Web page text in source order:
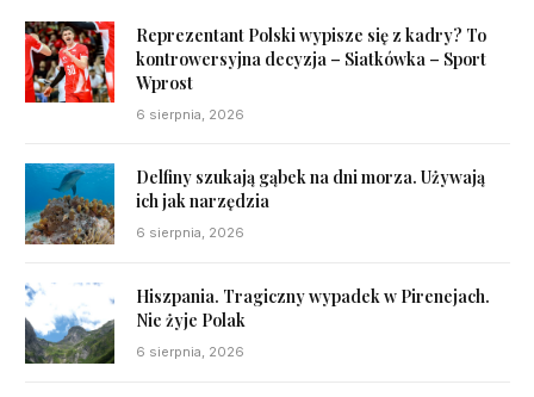
Reprezentant Polski wypisze się z kadry? To
kontrowersyjna decyzja – Siatkówka – Sport
Wprost
6 sierpnia, 2026
Delfiny szukają gąbek na dni morza. Używają
ich jak narzędzia
6 sierpnia, 2026
Hiszpania. Tragiczny wypadek w Pirenejach.
Nie żyje Polak
6 sierpnia, 2026